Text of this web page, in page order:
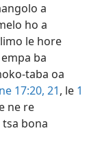
a
ho a
le hore
ba
taba oa
17:20, 21, le 1
ne re
bona